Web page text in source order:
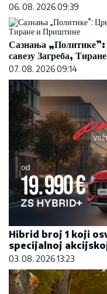
06. 08. 2026 09:39
Сазнања „Политике”:
савезу Загреба,
07. 08. 2026 09:14
Hibrid broj 1 koji
specijalnoj
03. 08. 2026 13:23